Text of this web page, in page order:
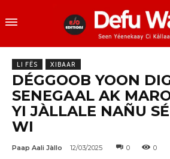
LI FËS XIBAAR
DÉGGOOB YOON
SENEGAAL AK
YI JÀLLALE NAÑU
WI
Paap Aali Jàllo 12/03/2025 0 0